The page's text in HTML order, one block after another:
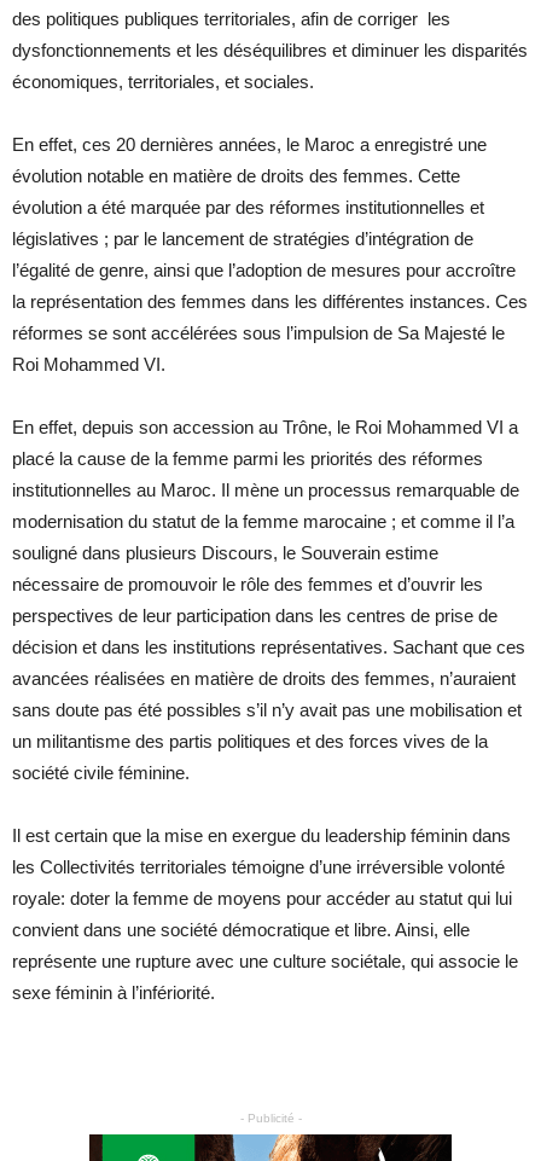
des politiques publiques territoriales, afin de corriger les
dysfonctionnements et les déséquilibres et diminuer les disparités
économiques, territoriales, et sociales.
En effet, ces 20 dernières années, le Maroc a enregistré une
évolution notable en matière de droits des femmes. Cette
évolution a été marquée par des réformes institutionnelles et
législatives ; par le lancement de stratégies d’intégration de
l’égalité de genre, ainsi que l’adoption de mesures pour accroître
la représentation des femmes dans les différentes instances. Ces
réformes se sont accélérées sous l’impulsion de Sa Majesté le
Roi Mohammed VI.
En effet, depuis son accession au Trône, le Roi Mohammed VI a
placé la cause de la femme parmi les priorités des réformes
institutionnelles au Maroc. Il mène un processus remarquable de
modernisation du statut de la femme marocaine ; et comme il l’a
souligné dans plusieurs Discours, le Souverain estime
nécessaire de promouvoir le rôle des femmes et d’ouvrir les
perspectives de leur participation dans les centres de prise de
décision et dans les institutions représentatives. Sachant que ces
avancées réalisées en matière de droits des femmes, n’auraient
sans doute pas été possibles s’il n’y avait pas une mobilisation et
un militantisme des partis politiques et des forces vives de la
société civile féminine.
Il est certain que la mise en exergue du leadership féminin dans
les Collectivités territoriales témoigne d’une irréversible volonté
royale: doter la femme de moyens pour accéder au statut qui lui
convient dans une société démocratique et libre. Ainsi, elle
représente une rupture avec une culture sociétale, qui associe le
sexe féminin à l’infériorité.
- Publicité -